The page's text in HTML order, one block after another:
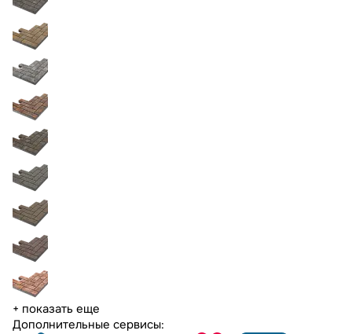
+ показать еще
Дополнительные сервисы: